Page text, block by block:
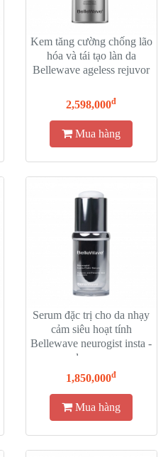
Kem tăng cường chống lão
hóa và tái tạo làn da
Bellewave ageless rejuvor
2,598,000đ
Mua hàng
Serum đặc trị cho da nhạy
cảm siêu hoạt tính
Bellewave neurogist insta -
calm serum
1,850,000đ
Mua hàng